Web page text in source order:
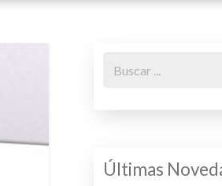
Últimas